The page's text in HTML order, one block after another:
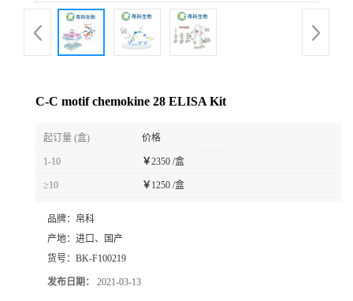
C-C motif chemokine 28 ELISA Kit
起订量 (盒) 价格
1-10 ￥2350 /盒
≥10 ￥ 1250 /盒
品牌： 帛科
产地： 进口、国产
货号： BK-F100219
发布日期： 2021-03-13